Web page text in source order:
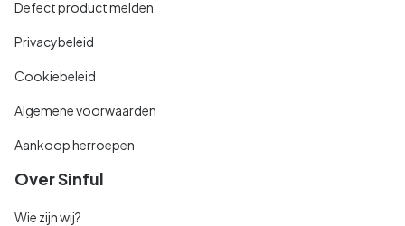
Defect product melden
Privacybeleid
Cookiebeleid
Algemene voorwaarden
Aankoop herroepen
Over Sinful
Wie zijn wij?